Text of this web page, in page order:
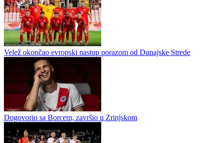
Srđan Ivanković nastavlja karijeru u Austriji
Zrinjski ispao od Islanđana, Bilbija u 89. minutu promašio penal